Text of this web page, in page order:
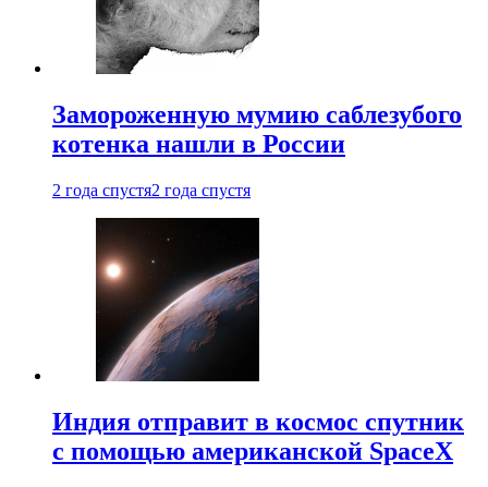
Замороженную мумию саблезубого
котенка нашли в России
2 года спустя2 года спустя
Индия отправит в космос спутник
с помощью американской SpaceX